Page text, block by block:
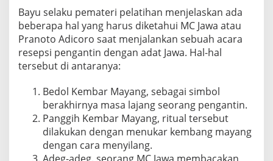
Bayu selaku pemateri pelatihan menjelaskan ada
beberapa hal yang harus diketahui MC Jawa atau
Pranoto Adicoro saat menjalankan sebuah acara
resepsi pengantin dengan adat Jawa. Hal-hal
tersebut di antaranya:
Bedol Kembar Mayang, sebagai simbol
berakhirnya masa lajang seorang pengantin.
Panggih Kembar Mayang, ritual tersebut
dilakukan dengan menukar kembang mayang
dengan cara menyilang.